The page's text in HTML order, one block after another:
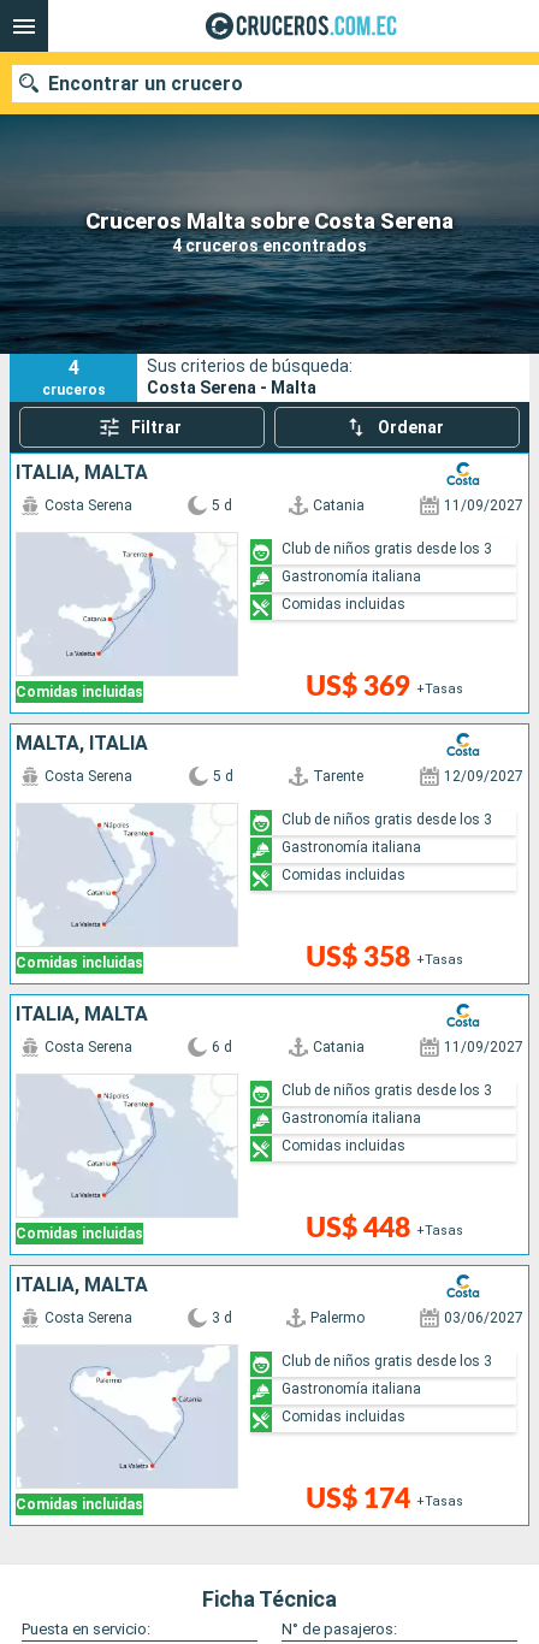
Cruceros Malta sobre Costa Serena
4 cruceros encontrados
Encontrar un crucero
Nuestros destinos
Fecha de salida
Puertos Compañías
Buscar
4
cruceros
Sus criterios de búsqueda:
Costa Serena - Malta
Filtrar Ordenar
ITALIA, MALTA
Comidas incluidas
Costa Serena 5 d Catania 11/09/2027
US$ 369 +Tasas
Club de niños gratis desde los 3
Gastronomía italiana
Comidas incluidas
MALTA, ITALIA
Comidas incluidas
Costa Serena 5 d Tarente 12/09/2027
US$ 358 +Tasas
Club de niños gratis desde los 3
Gastronomía italiana
Comidas incluidas
ITALIA, MALTA
Comidas incluidas
Costa Serena 6 d Catania 11/09/2027
US$ 448 +Tasas
Club de niños gratis desde los 3
Gastronomía italiana
Comidas incluidas
ITALIA, MALTA
Comidas incluidas
Costa Serena 3 d Palermo 03/06/2027
US$ 174 +Tasas
Club de niños gratis desde los 3
Gastronomía italiana
Comidas incluidas
Ficha Técnica
Puesta en servicio:
N° de pasajeros: